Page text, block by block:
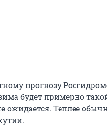
прогнозу
будет примерно
ожидается. Теплее